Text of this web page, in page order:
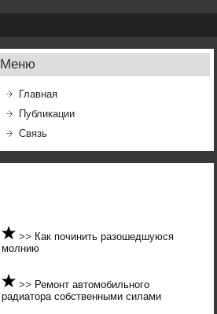
Меню
Главная
Публикации
Связь
>> Как починить разошедшуюся
молнию
>> Ремонт автомобильного
радиатора собственными силами